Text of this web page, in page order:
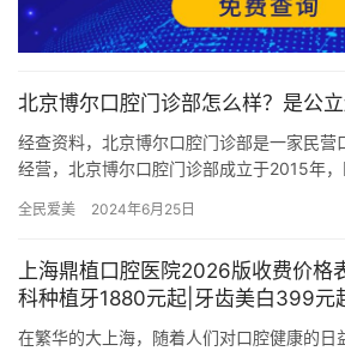
北京博尔口腔门诊部怎么样？是公立
经查资料，北京博尔口腔门诊部是一家民营
经营，北京博尔口腔门诊部成立于2015年
全民爱美 2024年6月25日
上海鼎植口腔医院2026版收费价格
科种植牙1880元起|牙齿美白399元
在繁华的大上海，随着人们对口腔健康的日